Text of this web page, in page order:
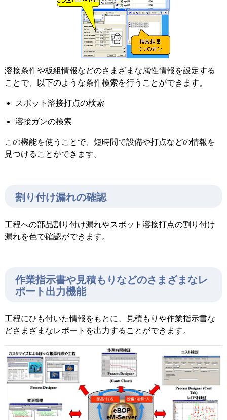
溶接条件や板組情報などのさまざまな属性情報を設定する
ことで、以下のような条件検索を行うことができます。
スポット溶接打点の検索
溶接ガンの検索
この機能を使うことで、短時間で設備や打点などの情報を
見つけることができます。
割り付け漏れの確認
工程への部品割り付け漏れやスポット溶接打点の割り付け
漏れを色で確認ができます。
作業指示書や見積もりなどのさまざまなレ
ポート出力機能
工程にひも付いた情報をもとに、見積もりや作業指示書な
どさまざまなレポートを出力することができます。